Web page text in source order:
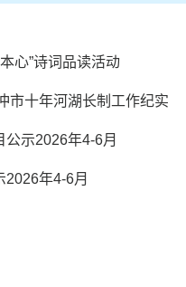
心”诗词品读活动
十年河湖长制工作纪实
示2026年4-6月
年4-6月